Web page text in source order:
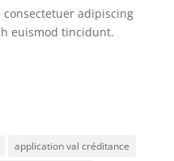
adipiscing
euismod tincidunt.
application val créditance